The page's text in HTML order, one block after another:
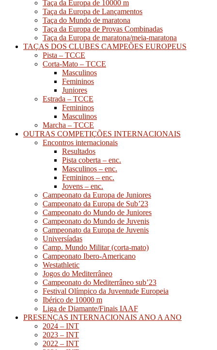
Taça da Europa de 10000 m
Taça da Europa de Lançamentos
Taça do Mundo de maratona
Taça da Europa de Provas Combinadas
Taça da Europa de maratona/meia-maratona
TAÇAS DOS CLUBES CAMPEÕES EUROPEUS
Pista – TCCE
Corta-Mato – TCCE
Masculinos
Femininos
Juniores
Estrada – TCCE
Femininos
Masculinos
Marcha – TCCE
OUTRAS COMPETIÇÕES INTERNACIONAIS
Encontros internacionais
Resultados
Pista coberta – enc.
Masculinos – enc.
Femininos – enc.
Jovens – enc.
Campeonato da Europa de Juniores
Campeonato da Europa de Sub’23
Campeonato do Mundo de Juniores
Campeonato do Mundo de Juvenis
Campeonato da Europa de Juvenis
Universíadas
Camp. Mundo Militar (corta-mato)
Campeonato Ibero-Americano
Westathletic
Jogos do Mediterrâneo
Campeonato do Mediterrâneo sub’23
Festival Olímpico da Juventude Europeia
Ibérico de 10000 m
Liga de Diamante/Finais IAAF
PRESENÇAS INTERNACIONAIS ANO A ANO
2024 – INT
2023 – INT
2022 – INT